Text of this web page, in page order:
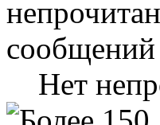
Нет